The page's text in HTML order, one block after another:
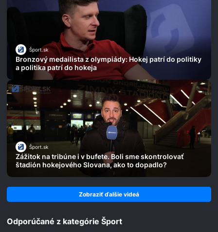
Šport.sk
Bronzový medailista z olympiády: Hokej patrí do politiky
a politika patrí do hokeja
Šport.sk
Zážitok na tribúne i v bufete. Boli sme skontrolovať
štadión hokejového Slovana, ako to dopadlo?
Zobraziť ďalšie videá
Odporúčané z kategórie Šport